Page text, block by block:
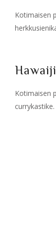
Kotimaisen
Kotimaisen
currykastike.